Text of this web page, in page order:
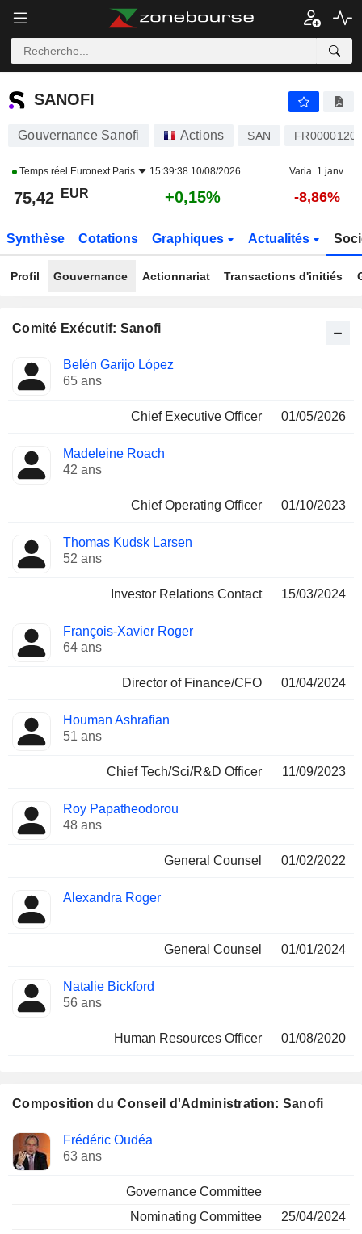
SANOFI
SANOFI
Gouvernance Sanofi Actions SAN
Temps réel Euronext Paris 15:39:38 10/08/2026 Varia. 1 janv.
75,42 EUR +0,15% -8,86%
Synthèse Cotations Graphiques Actualités
Profil Gouvernance Actionnariat Transactions d'initiés
Comité Exécutif: Sanofi
Dirigeant
Fonctions
occupées
Belén Garijo López
65 ans
Chief Executive Officer 01/05/2026
Madeleine Roach
42 ans
Chief Operating Officer 01/10/2023
Thomas Kudsk Larsen
52 ans
Investor Relations Contact 15/03/2024
François-Xavier Roger
64 ans
Director of Finance/CFO 01/04/2024
Houman Ashrafian
51 ans
Chief Tech/Sci/R&D Officer 11/09/2023
Roy Papatheodorou
48 ans
General Counsel 01/02/2022
Alexandra Roger
General Counsel 01/01/2024
Natalie Bickford
56 ans
Human Resources Officer 01/08/2020
Composition du Conseil d'Administration: Sanofi
Administrateur Comités
Frédéric Oudéa
63 ans
Governance Committee
Nominating Committee
25/04/2024